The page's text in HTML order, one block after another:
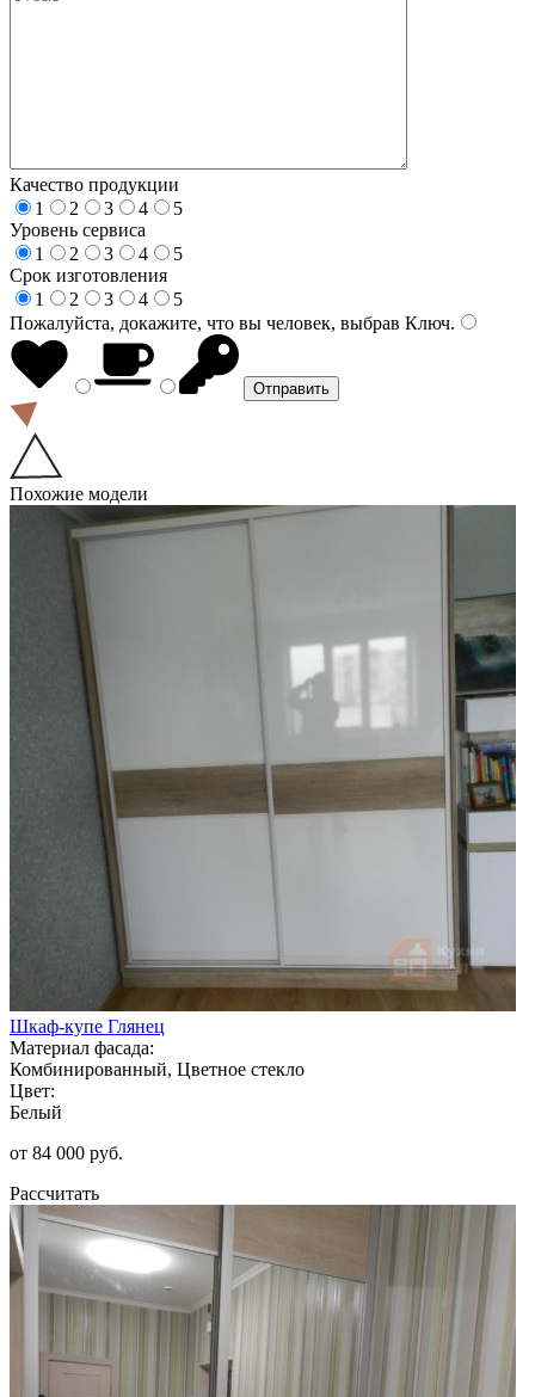
Качество продукции
1
2 3 4
5
Уровень сервиса
1
2 3 4
5
Срок изготовления
1
2 3 4
5
Пожалуйста, докажите, что вы человек, выбрав Ключ.
Похожие модели
Шкаф-купе Глянец
Материал фасада:
Комбинированный, Цветное стекло
Цвет:
Белый
от 84 000 руб.
Рассчитать